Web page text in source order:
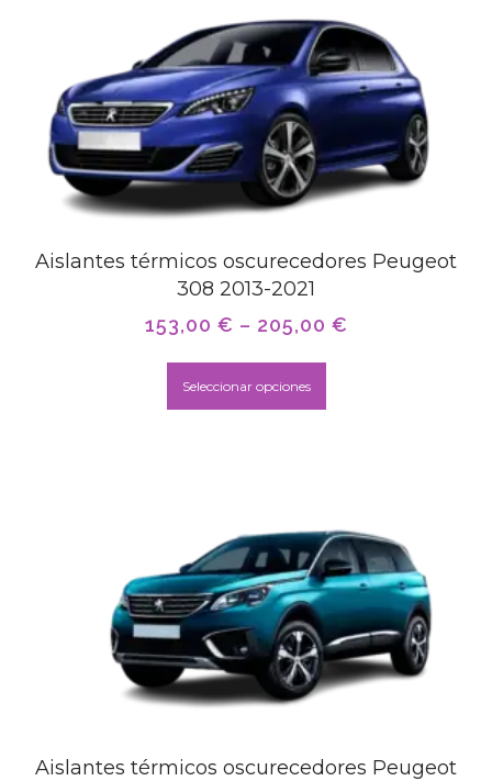
Aislantes térmicos oscurecedores Peugeot
308 2013-2021
153,00 € – 205,00 €
Seleccionar opciones
Aislantes térmicos oscurecedores Peugeot